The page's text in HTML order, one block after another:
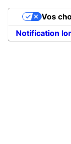
Notification
Vos